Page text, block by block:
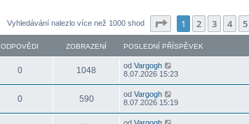
Vyhledávání nalezlo více než 1000 shod Stránka z
1 2 3 4 5
ODPOVĚDI ZOBRAZENÍ POSLEDNÍ PŘÍSPĚVEK
0 1048 od Vargogh
8.07.2026 15:23
0 590 od Vargogh
8.07.2026 15:19